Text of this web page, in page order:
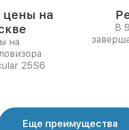
на
на
25S6
В
Еще преимущества